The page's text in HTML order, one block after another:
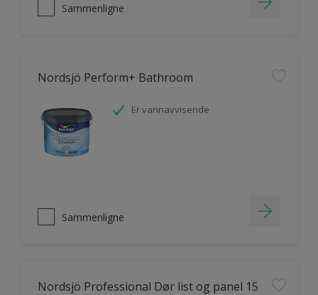
Sammenligne
Nordsjö Perform+ Bathroom
Er vannavvisende
Sammenligne
Nordsjö Professional Dør list og panel 15